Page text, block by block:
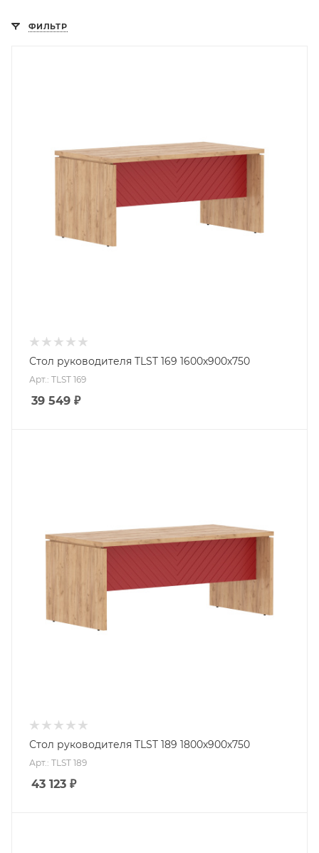
ФИЛЬТР
Стол руководителя TLST 169 1600х900х750
Арт.: TLST 169
39 549 ₽
Стол руководителя TLST 189 1800х900х750
Арт.: TLST 189
43 123 ₽